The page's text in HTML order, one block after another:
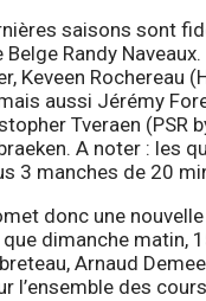
saisons sont
Randy
Keveen Rochereau
aussi Jérémy
Tveraen (PSR
A noter : les
3 manches de 20
donc une
dimanche matin,
Arnaud
l’ensemble des